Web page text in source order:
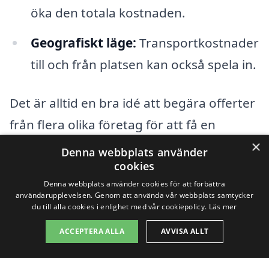
öka den totala kostnaden.
Geografiskt läge: Transportkostnader
till och från platsen kan också spela in.
Det är alltid en bra idé att begära offerter
från flera olika företag för att få en
uppfattning om marknadspriserna för
industristädning i Röbäck. Genom att
jämföra olika alternativ kan du hitta den
lösning som passar bäst för ditt behov
och din budget. Tjänsterna kan variera, så
×
Denna webbplats använder
cookies
Denna webbplats använder cookies för att förbättra
användarupplevelsen. Genom att använda vår webbplats samtycker
du till alla cookies i enlighet med vår cookiepolicy. Läs mer
ACCEPTERA ALLA AVVISA ALLT